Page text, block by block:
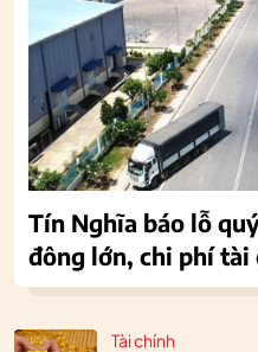
Tài chính
Tín Nghĩa báo lỗ
đông lớn, chi phí tài